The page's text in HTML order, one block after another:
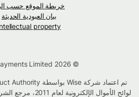
خريطة الموقع حسب البلد
بيان العبودية الحديثة
Intellectual property
لوائح الأموال الإلكترونية لعام 2011، مرجع الشركة